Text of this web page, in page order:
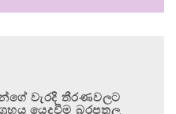
වැරදි තීරණවලට
යෙදවීම බරපතල